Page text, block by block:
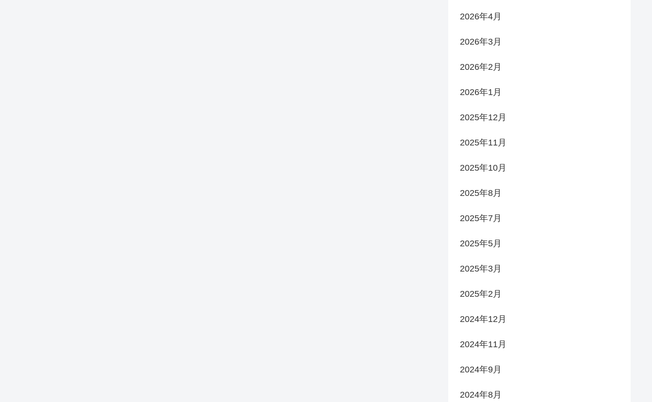
2026年4月
2026年3月
2026年2月
2026年1月
2025年12月
2025年11月
2025年10月
2025年8月
2025年7月
2025年5月
2025年3月
2025年2月
2024年12月
2024年11月
2024年9月
2024年8月